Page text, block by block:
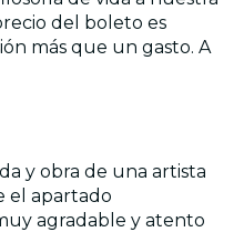
del boleto es
más que un gasto. A
y obra de una artista
el apartado
agradable y atento